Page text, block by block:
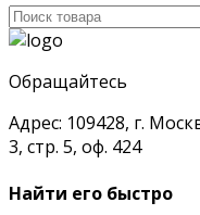
Поиск
для:
Обращайтесь
Адрес: 109428, г.
3, стр. 5, оф. 424
Найти его быстро